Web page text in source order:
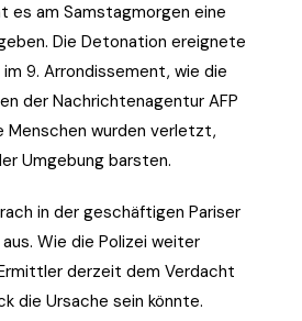
es am Samstagmorgen eine
Die Detonation ereignete
9. Arrondissement, wie die
der Nachrichtenagentur AFP
Menschen wurden verletzt,
Umgebung barsten.
in der geschäftigen Pariser
Wie die Polizei weiter
derzeit dem Verdacht
die Ursache sein könnte.